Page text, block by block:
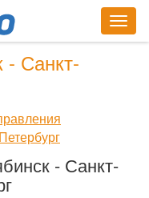
Санкт-
- Санкт-